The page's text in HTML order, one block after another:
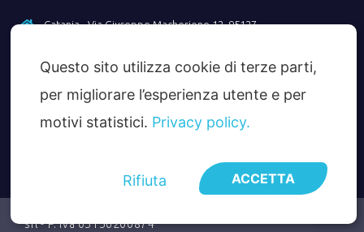
Catania - Via Giuseppe Macherione 12, 95127
Contatti
srl - P. iva 05156200874
Questo sito utilizza cookie di terze parti,
per migliorare l’esperienza utente e per
motivi statistici. Privacy policy.
ACCETTA
Rifiuta